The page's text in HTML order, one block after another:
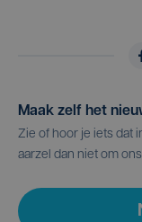
Maak zelf het
Zie of hoor je iets dat
aarzel dan niet om